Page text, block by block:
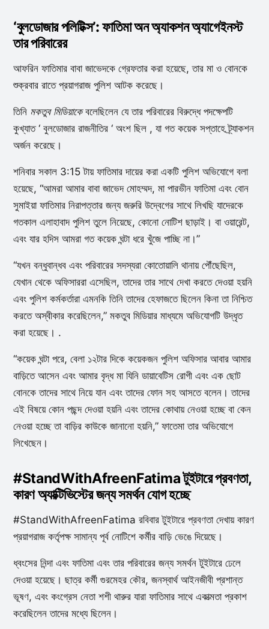
‘বুলডোজার পলিটিক্স’: ফাতিমা অন অ্যাকশন অ্যাগেইনস্ট
তার পরিবারের
আফরিন ফাতিমার বাবা জাভেদকে গ্রেফতার করা হয়েছে, তার মা ও বোনকে
শুক্রবার রাতে প্রয়াগরাজ পুলিশ আটক করেছে।
তিনি মকতুব মিডিয়াকেবলেছিলেন যে তার পরিবারের বিরুদ্ধে পদক্ষেপটি
কুখ্যাত ‘ বুলডোজার রাজনীতির ‘ অংশ ছিল , যা গত কয়েক সপ্তাহে ট্র্যাকশন
অর্জন করেছে।
শনিবার সকাল 3:15 টায় ফাতিমার দায়ের করা একটি পুলিশ অভিযোগে বলা
হয়েছে, “আমরা আমার বাবা জাভেদ মোহম্মদ, মা পারভীন ফাতিমা এবং বোন
সুমাইয়া ফাতিমার নিরাপত্তার জন্য জরুরি উদ্বেগের সাথে লিখছি যাদেরকে
গতকাল এলাহাবাদ পুলিশ তুলে নিয়েছে, কোনো নোটিশ ছাড়াই। বা ওয়ারেন্ট,
এবং যার হদিস আমরা গত কয়েক ঘন্টা ধরে খুঁজে পাচ্ছি না।”
“যখন বন্ধুবান্ধব এবং পরিবারের সদস্যরা কোতোয়ালি থানায় পৌঁছেছিল,
যেখান থেকে অফিসাররা এসেছিল, তাদের তার সাথে দেখা করতে দেওয়া হয়নি
এবং পুলিশ কর্মকর্তারা এমনকি তিনি তাদের হেফাজতে ছিলেন কিনা তা নিশ্চিত
করতে অস্বীকার করেছিলেন,” মকতুব মিডিয়ার মাধ্যমে অভিযোগটি উদ্ধৃত
করা হয়েছে। .
“কয়েক ঘন্টা পরে, বেলা ১২টার দিকে কয়েকজন পুলিশ অফিসার আবার আমার
বাড়িতে আসেন এবং আমার বৃদ্ধ মা যিনি ডায়াবেটিস রোগী এবং এক ছোট
বোনকে তাদের সাথে নিয়ে যান এবং তাদের ফোন সহ আসতে বলেন। তাদের
এই বিষয়ে কোন পছন্দ দেওয়া হয়নি এবং তাদের কোথায় নেওয়া হচ্ছে বা কেন
নেওয়া হচ্ছে তা বাড়ির কাউকে জানানো হয়নি,” ফাতেমা তার অভিযোগে
লিখেছেন।
#StandWithAfreenFatima টুইটারে প্রবণতা,
কারণ অ্যাক্টিভিস্টের জন্য সমর্থন যোগ হচ্ছে
#StandWithAfreenFatima রবিবার টুইটারে প্রবণতা দেখায় কারণ
প্রয়াগরাজ কর্তৃপক্ষ সামান্য পূর্ব নোটিশে কর্মীর বাড়ি ভেঙে দিয়েছে।
ধ্বংসের নিন্দা এবং ফাতিমা এবং তার পরিবারের জন্য সমর্থন টুইটারে ঢেলে
দেওয়া হয়েছে। ছাত্র কর্মী গুরমেহর কৌর, জনস্বার্থ আইনজীবী প্রশান্ত
ভূষণ, এবং কংগ্রেস নেতা শশী থারুর যারা ফাতিমার সাথে একাত্মতা প্রকাশ
করেছিলেন তাদের মধ্যে ছিলেন।